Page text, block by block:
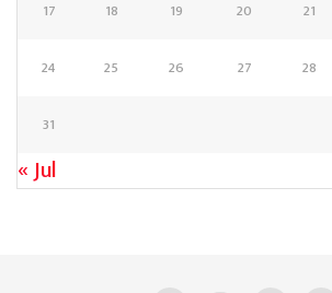
17 18 19 20 21
24 25 26 27 28
31
« Jul